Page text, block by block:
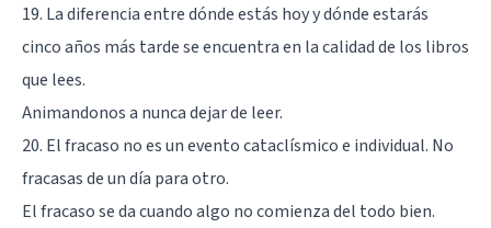
19. La diferencia entre dónde estás hoy y dónde estarás
cinco años más tarde se encuentra en la calidad de los libros
que lees.
Animandonos a nunca dejar de leer.
20. El fracaso no es un evento cataclísmico e individual. No
fracasas de un día para otro.
El fracaso se da cuando algo no comienza del todo bien.